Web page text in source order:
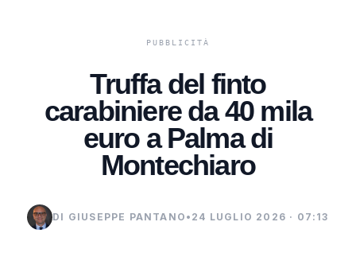
Truffa del finto
carabiniere da 40 mila
euro a Palma di
Montechiaro
DI GIUSEPPE PANTANO • 24 LUGLIO 2026 · 07:13